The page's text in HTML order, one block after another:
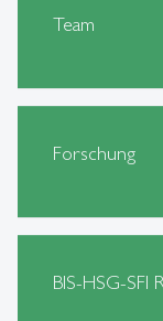
Team
Forschung
BIS-HSG-SFI